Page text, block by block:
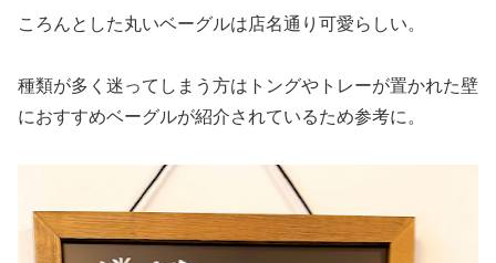
ころんとした丸いベーグルは店名通り可愛らしい。
種類が多く迷ってしまう方はトングやトレーが置かれた壁
におすすめベーグルが紹介されているため参考に。